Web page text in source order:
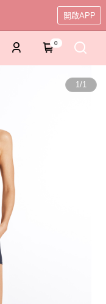
開啟APP
0
1/1